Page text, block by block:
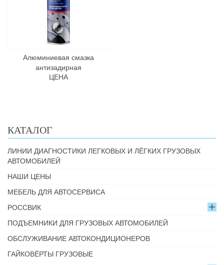
Алюминиевая смазка
антизадирная
ЦЕНА
КАТАЛОГ
ЛИНИИ ДИАГНОСТИКИ ЛЕГКОВЫХ И ЛЁГКИХ ГРУЗОВЫХ
АВТОМОБИЛЕЙ
НАШИ ЦЕНЫ
МЕБЕЛЬ ДЛЯ АВТОСЕРВИСА
РОССВИК
ПОДЪЕМНИКИ ДЛЯ ГРУЗОВЫХ АВТОМОБИЛЕЙ
ОБСЛУЖИВАНИЕ АВТОКОНДИЦИОНЕРОВ
ГАЙКОВЁРТЫ ГРУЗОВЫЕ